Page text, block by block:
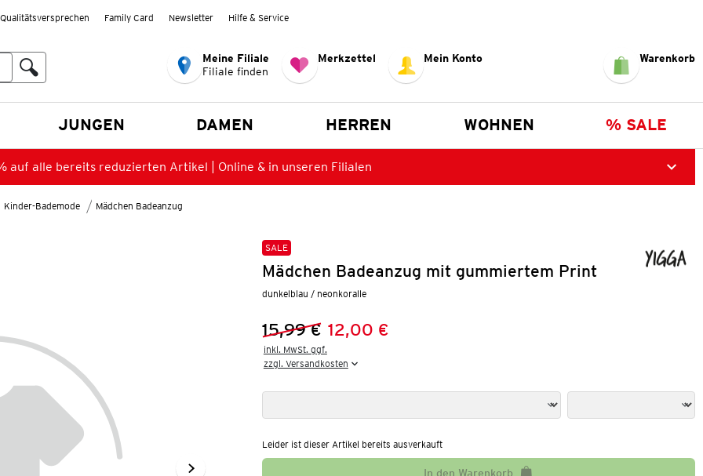
Qualitätsversprechen Family Card Newsletter Hilfe & Service
Meine Filiale
Filiale finden
Merkzettel Mein Konto Warenkorb
JUNGEN DAMEN HERREN WOHNEN % SALE
auf alle bereits reduzierten Artikel | Online & in unseren Filialen
Kinder-Bademode Mädchen Badeanzug
SALE
Mädchen Badeanzug mit gummiertem Print
dunkelblau / neonkoralle
Vorheriger Preis:
15,99 €
Neuer Preis:12,00 €
inkl. MwSt. ggf.
zzgl. Versandkosten
Leider ist dieser Artikel bereits ausverkauft
In den Warenkorb